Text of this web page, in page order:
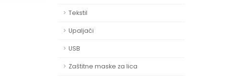
Tekstil
Upaljači
USB
Zaštitne maske za lica